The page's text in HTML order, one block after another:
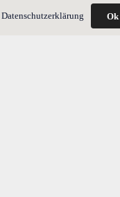
Datenschutzerklärung Ok